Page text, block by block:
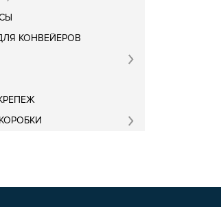
КОНВЕЙЕРОВ